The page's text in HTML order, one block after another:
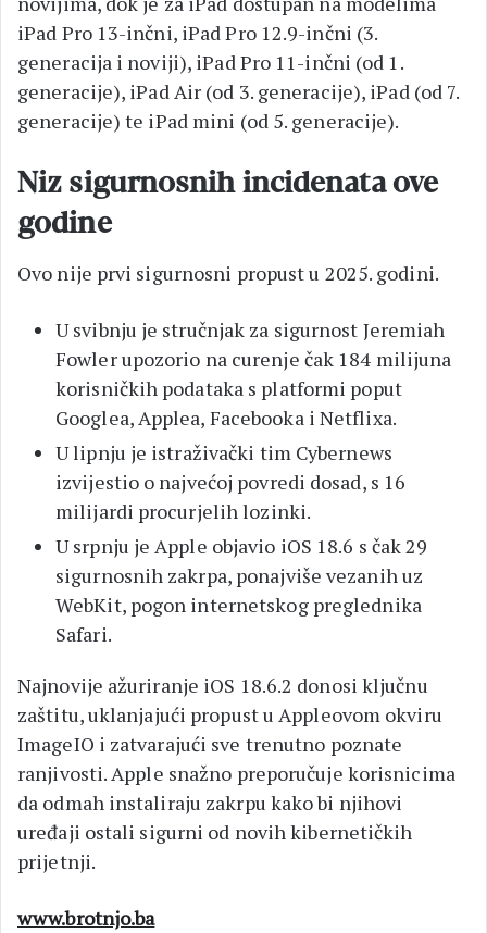
iPad Pro 13-inčni, iPad Pro 12.9-inčni (3.
generacija i noviji), iPad Pro 11-inčni (od 1.
generacije), iPad Air (od 3. generacije), iPad (od 7.
generacije) te iPad mini (od 5. generacije).
Niz sigurnosnih incidenata ove
godine
Ovo nije prvi sigurnosni propust u 2025. godini.
U svibnju je stručnjak za sigurnost Jeremiah
Fowler upozorio na curenje čak 184 milijuna
korisničkih podataka s platformi poput
Googlea, Applea, Facebooka i Netflixa.
U lipnju je istraživački tim Cybernews
izvijestio o najvećoj povredi dosad, s 16
milijardi procurjelih lozinki.
U srpnju je Apple objavio iOS 18.6 s čak 29
sigurnosnih zakrpa, ponajviše vezanih uz
WebKit, pogon internetskog preglednika
Safari.
Najnovije ažuriranje iOS 18.6.2 donosi ključnu
zaštitu, uklanjajući propust u Appleovom okviru
ImageIO i zatvarajući sve trenutno poznate
ranjivosti. Apple snažno preporučuje korisnicima
da odmah instaliraju zakrpu kako bi njihovi
uređaji ostali sigurni od novih kibernetičkih
prijetnji.
www.brotnjo.ba